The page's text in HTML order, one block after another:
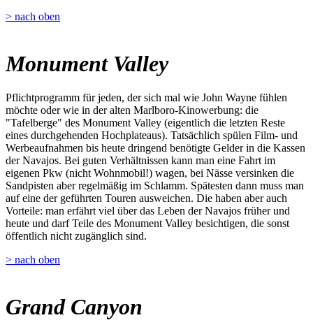
> nach oben
Monument Valley
Pflichtprogramm für jeden, der sich mal wie John Wayne fühlen
möchte oder wie in der alten Marlboro-Kinowerbung: die
"Tafelberge" des Monument Valley (eigentlich die letzten Reste
eines durchgehenden Hochplateaus). Tatsächlich spülen Film- und
Werbeaufnahmen bis heute dringend benötigte Gelder in die Kassen
der Navajos. Bei guten Verhältnissen kann man eine Fahrt im
eigenen Pkw (nicht Wohnmobil!) wagen, bei Nässe versinken die
Sandpisten aber regelmäßig im Schlamm. Spätesten dann muss man
auf eine der geführten Touren ausweichen. Die haben aber auch
Vorteile: man erfährt viel über das Leben der Navajos früher und
heute und darf Teile des Monument Valley besichtigen, die sonst
öffentlich nicht zugänglich sind.
> nach oben
Grand Canyon